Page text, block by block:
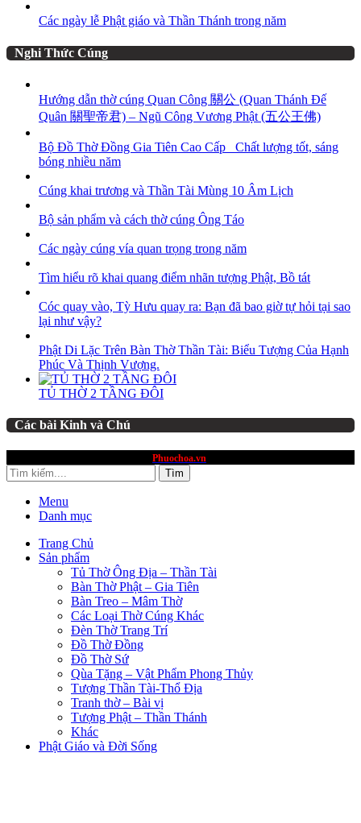
Các ngày lễ Phật giáo và Thần Thánh trong năm
Nghi Thức Cúng
Hướng dẫn thờ cúng Quan Công 關公 (Quan Thánh Đế
Quân 關聖帝君) – Ngũ Công Vương Phật (五公王佛)
Bộ Đồ Thờ Đồng Gia Tiên Cao Cấp_ Chất lượng tốt, sáng
bóng nhiều năm
Cúng khai trương và Thần Tài Mùng 10 Âm Lịch
Bộ sản phẩm và cách thờ cúng Ông Táo
Các ngày cúng vía quan trọng trong năm
Tìm hiểu rõ khai quang điểm nhãn tượng Phật, Bồ tát
Cóc quay vào, Tỳ Hưu quay ra: Bạn đã bao giờ tự hỏi tại sao
lại như vậy?
Phật Di Lặc Trên Bàn Thờ Thần Tài: Biểu Tượng Của Hạnh
Phúc Và Thịnh Vượng.
TỦ THỜ 2 TẦNG ĐÔI
Các bài Kinh và Chú
Phuochoa.vn
Tìm
Menu
Danh mục
Trang Chủ
Sản phẩm
Tủ Thờ Ông Địa – Thần Tài
Bàn Thờ Phật – Gia Tiên
Bàn Treo – Mâm Thờ
Các Loại Thờ Cúng Khác
Đèn Thờ Trang Trí
Đồ Thờ Đồng
Đồ Thờ Sứ
Qùa Tặng – Vật Phẩm Phong Thủy
Tượng Thần Tài-Thổ Địa
Tranh thờ – Bài vị
Tượng Phật – Thần Thánh
Khác
Phật Giáo và Đời Sống